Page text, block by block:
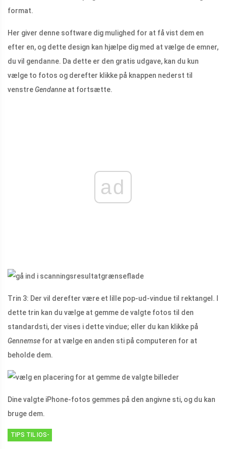
format.
Her giver denne software dig mulighed for at få vist dem en
efter en, og dette design kan hjælpe dig med at vælge de emner,
du vil gendanne. Da dette er den gratis udgave, kan du kun
vælge to fotos og derefter klikke på knappen nederst til
venstreGendanne at fortsætte.
ad
Trin 3: Der vil derefter være et lille pop-ud-vindue til rektangel. I
dette trin kan du vælge at gemme de valgte fotos til den
standardsti, der vises i dette vindue; eller du kan klikke på
Gennemse for at vælge en anden sti på computeren for at
beholde dem.
Dine valgte iPhone-fotos gemmes på den angivne sti, og du kan
bruge dem.
TIPS TIL IOS-